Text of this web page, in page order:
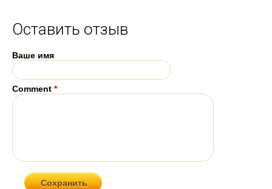
Оставить отзыв
Ваше имя
Comment *